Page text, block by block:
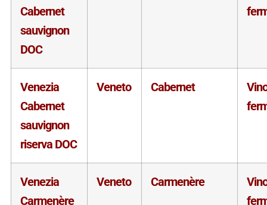
Cabernet
sauvignon
DOC
Venezia
Cabernet
sauvignon
riserva DOC
Veneto Cabernet
Venezia
Carmenère
Veneto Carmenère